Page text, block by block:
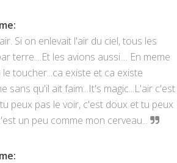
:
Si on enlevait l'air du ciel, tous les
terre....Et les avions aussi.... En meme
toucher...ca existe et ca existe
sans qu'il ait faim...It's magic...L'air c'est
peux pas le voir, c'est doux et tu peux
un peu comme mon cerveau...
: